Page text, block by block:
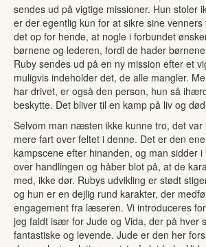
sendes ud på vigtige missioner. Hun stoler
er der egentlig kun for at sikre sine
det op for hende, at nogle i forbundet
børnene og lederen, fordi de hader
Ruby sendes ud på en ny mission efter et
muligvis indeholder det, de alle mangler.
har drivet, er også den person, hun så
beskytte. Det bliver til en kamp på liv og
Selvom man næsten ikke kunne tro, det var
mere fart over feltet i denne. Det er den
kampscene efter hinanden, og man sidder
over handlingen og håber blot på, at de
med, ikke dør. Rubys udvikling er stødt
og hun er en dejlig rund karakter, der
engagement fra læseren. Vi introduceres
jeg faldt især for Jude og Vida, der på hver
fantastiske og levende. Jude er den her